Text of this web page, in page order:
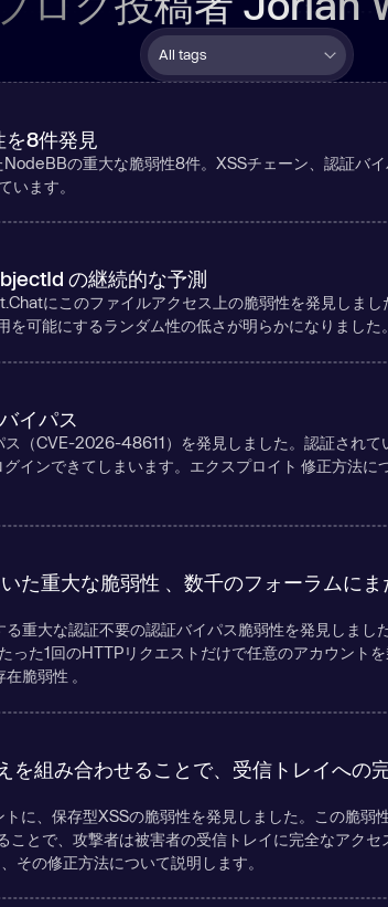
8件発見
の重大な脆弱性8件。XSSチェーン、認証バ
います。
の継続的な予測
にこのファイルアクセス上の脆弱性を発見しまし
可能にするランダム性の低さが明らかになりました。
イパス
（CVE-2026-48611）を発見しました。認証されて
インできてしまいます。エクスプロイト 修正方法に
た重大な脆弱性 、数千のフォーラムに
重大な認証不要の認証バイパス脆弱性を発見しまし
った1回のHTTPリクエストだけで任意のアカウントを
脆弱性 。
組み合わせることで、受信トレイへの
に、保存型XSSの脆弱性を発見しました。この脆弱
とで、攻撃者は被害者の受信トレイに完全なアクセ
その修正方法について説明します。